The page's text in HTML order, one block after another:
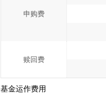
申购费
赎回费
基金运作费用